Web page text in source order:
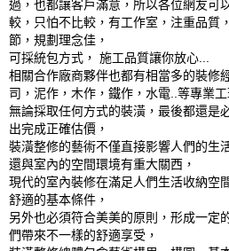
過，也都讓客戶滿意，所以各位網友可
較，只怕不比較，有工作室，注重品質
節，規劃理念佳，
可採統包方式， 施工品質讓你放心...
相關合作廠商夥伴也都有相當多的裝修
司，泥作，木作，鐵作，水電..等專業工
無論採取任何方式的裝潢，最後都還是
出完成正確估價，
裝潢整修的藝術不僅直接影響人們的生
還與室內的空間環境有重大關西，
現代的室內裝修在滿足人們生活收納空
舒適的基本條件，
另外也必須符合美美的原則，形成一定
們帶來不一樣的舒適享受，